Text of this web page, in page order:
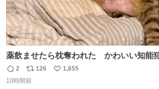
薬飲ませたら枕奪われた かわいい知能
返
信
2
リ
ポ
126
い
1,655
10時間前